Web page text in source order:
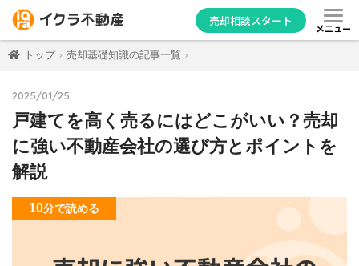
売却相談スタート
メニュー
トップ 売却基礎知識の記事一覧
2025/01/25
戸建てを高く売るにはどこがいい？売却
に強い不動産会社の選び方とポイントを
解説
10分で読める